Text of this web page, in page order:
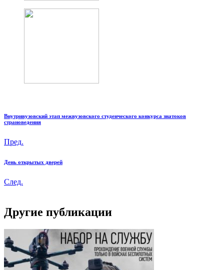
Внутривузовский этап межвузовского студенческого конкурса знатоков
страноведения
Пред.
День открытых дверей
След.
Другие публикации